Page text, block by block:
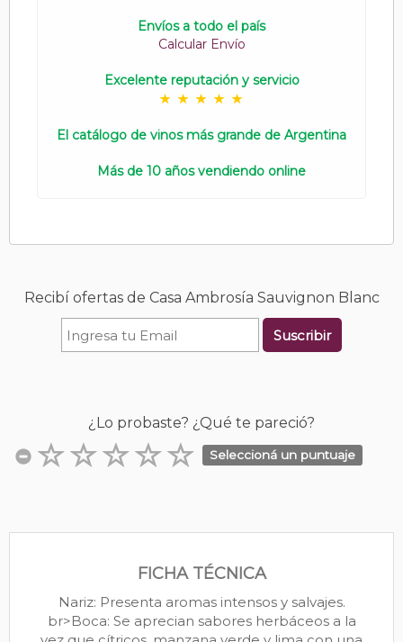
Envíos a todo el país
Calcular Envío
Excelente reputación y servicio
El catálogo de vinos más grande de Argentina
Más de 10 años vendiendo online
Recibí ofertas de Casa Ambrosía Sauvignon Blanc
Suscribir
¿Lo probaste? ¿Qué te pareció?
Seleccioná un puntuaje
FICHA TÉCNICA
Nariz: Presenta aromas intensos y salvajes.
br>Boca: Se aprecian sabores herbáceos a la